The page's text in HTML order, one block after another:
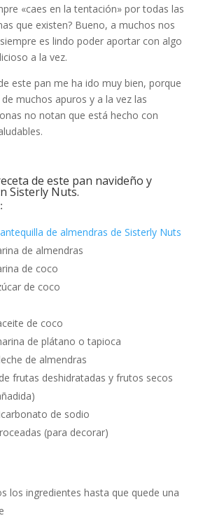
«caes en la tentación» por todas las
que existen? Bueno, a muchos nos
es lindo poder aportar con algo
a la vez.
este pan me ha ido muy bien, porque
muchos apuros y a la vez las
no notan que está hecho con
de este pan navideño y
Sisterly Nuts.
de almendras de Sisterly Nuts
de almendras
de coco
de coco
de coco
de plátano o tapioca
de almendras
frutas deshidratadas y frutos secos
de sodio
(para decorar)
los ingredientes hasta que quede una